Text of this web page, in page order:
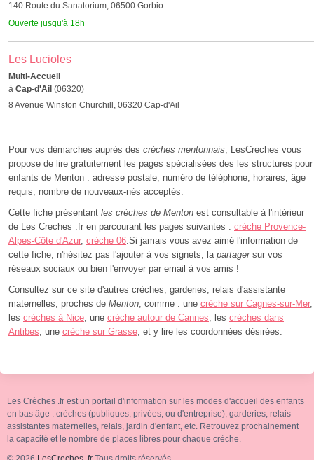
140 Route du Sanatorium, 06500 Gorbio
Ouverte jusqu'à 18h
Les Lucioles
Multi-Accueil
à Cap-d'Ail (06320)
8 Avenue Winston Churchill, 06320 Cap-d'Ail
Pour vos démarches auprès des crèches mentonnais, LesCreches vous
propose de lire gratuitement les pages spécialisées des les structures pour
enfants de Menton : adresse postale, numéro de téléphone, horaires, âge
requis, nombre de nouveaux-nés acceptés.
Cette fiche présentant les crèches de Menton est consultable à l'intérieur
de Les Creches .fr en parcourant les pages suivantes : crèche Provence-
Alpes-Côte d'Azur, crèche 06.Si jamais vous avez aimé l'information de
cette fiche, n'hésitez pas l'ajouter à vos signets, la partagersur vos
réseaux sociaux ou bien l'envoyer par email à vos amis !
Consultez sur ce site d'autres crèches, garderies, relais d'assistante
maternelles, proches de Menton, comme : une crèche sur Cagnes-sur-Mer,
les crèches à Nice, une crèche autour de Cannes, les crèches dans
Antibes, une crèche sur Grasse, et y lire les coordonnées désirées.
Les Crèches .fr est un portail d'information sur les modes d'accueil des enfants
en bas âge : crèches (publiques, privées, ou d'entreprise), garderies, relais
assistantes maternelles, relais, jardin d'enfant, etc. Retrouvez prochainement
la capacité et le nombre de places libres pour chaque crèche.